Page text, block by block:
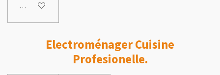
Ajouter au panier
Electroménager Cuisine
Profesionelle.